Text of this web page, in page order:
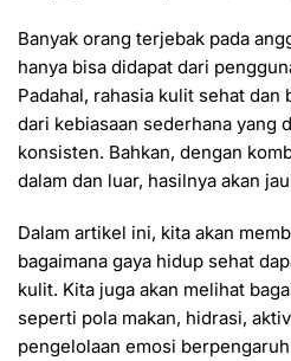
Banyak orang terjebak pada
hanya bisa didapat dari
Padahal, rahasia kulit sehat
dari kebiasaan sederhana yang
konsisten. Bahkan, dengan
dalam dan luar, hasilnya akan
Dalam artikel ini, kita akan
bagaimana gaya hidup sehat
kulit. Kita juga akan melihat
seperti pola makan, hidrasi,
pengelolaan emosi